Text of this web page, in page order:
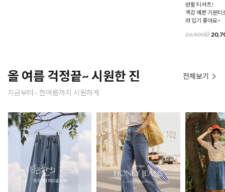
반팔 티셔츠!
색감 예쁜 기본티
려 입기 좋아요~
26,800원
올 여름 걱정끝~ 시원한 진
지금부터~ 한여름까지 시원하게
전체보기